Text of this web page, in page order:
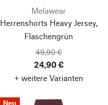
Melawear
Herrenshorts Heavy Jersey,
Flaschengrün
49,90 €
24,90 €
+ weitere Varianten
Neu